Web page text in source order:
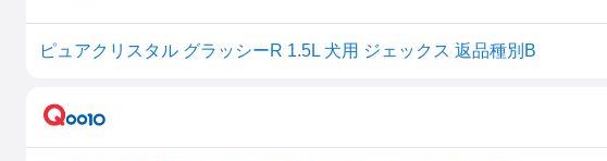
ピュアクリスタル グラッシーR 1.5L 犬用 ジェックス 返品種別B